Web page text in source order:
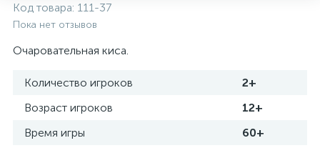
Код товара: 111-37
Пока нет отзывов
Очаровательная киса.
Количество игроков
2+
Возраст игроков
12+
Время игры
60+